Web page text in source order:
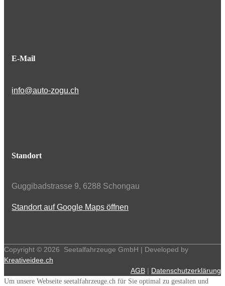
E-Mail
info@auto-zogu.ch
Standort
Guggibadstrasse 9, 6288 Schongau
Standort auf Google Maps öffnen
Copyright © 2026
Seetalfahrzeuge GmbH | Developed by
Kreativeidee.ch
AGB | Datenschutzerklärung
Um unsere Webseite seetalfahrzeuge.ch für Sie optimal zu gestalten und